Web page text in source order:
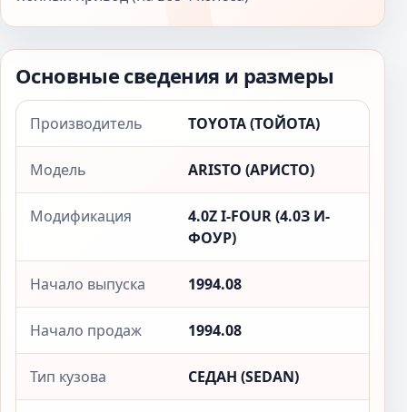
Основные сведения и размеры
Производитель TOYOTA (ТОЙОТА)
Модель ARISTO (АРИСТО)
Модификация
4.0Z I-FOUR (4.0З И-
ФОУР)
Начало выпуска 1994.08
Начало продаж 1994.08
Тип кузова СЕДАН (SEDAN)